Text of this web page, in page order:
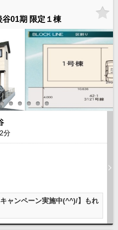
谷01期 限定１棟
分
ャンペーン実施中(^^)/】もれ
店 木更津支店
店 木更津支店
東京支店
店
サイトマップ